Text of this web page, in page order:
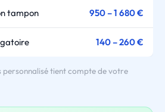
tampon 950 – 1 680 €
140 – 260 €
personnalisé tient compte de votre